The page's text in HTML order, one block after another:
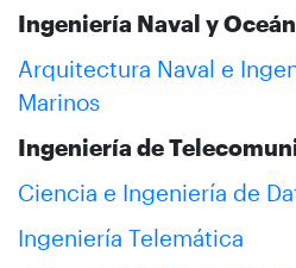
Ingeniería Naval y
Arquitectura Naval e
Marinos
Ingeniería de
Ciencia e Ingeniería de
Ingeniería Telemática